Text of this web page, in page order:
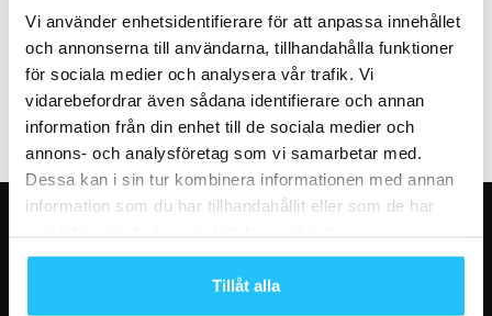
Vi använder enhetsidentifierare för att anpassa innehållet
och annonserna till användarna, tillhandahålla funktioner
för sociala medier och analysera vår trafik. Vi
vidarebefordrar även sådana identifierare och annan
information från din enhet till de sociala medier och
annons- och analysföretag som vi samarbetar med.
Dessa kan i sin tur kombinera informationen med annan
information som du har tillhandahållit eller som de har
Tillåt alla
Eleiko laddar upp för fortsatt
tillväxt och stärker sitt svenska
team
VÅRA FAVORITER
Nike satsar på hybridträning när Hyrox formar